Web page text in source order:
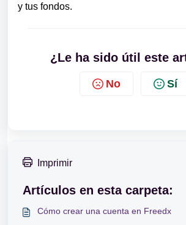
y tus fondos.
¿Le ha sido útil este
No Sí
Imprimir
Artículos en esta carpeta:
Cómo crear una cuenta en Freedx